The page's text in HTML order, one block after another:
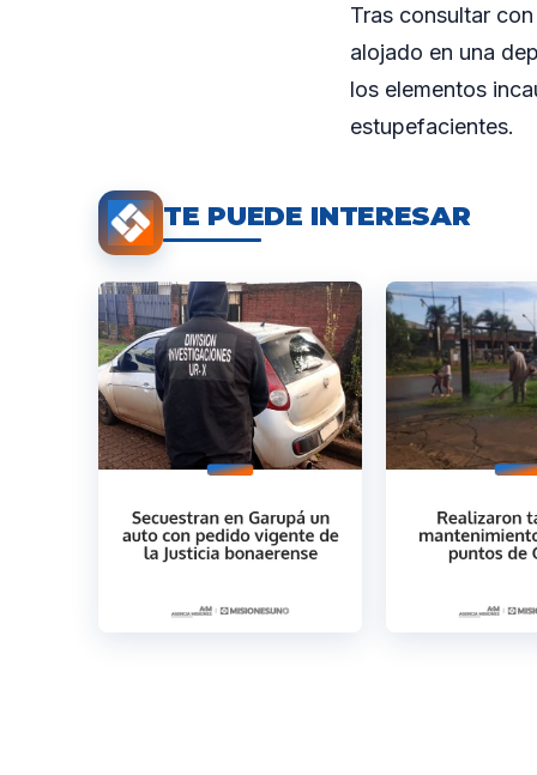
Tras consultar
alojado en una
los elementos
estupefacientes.
TE PUEDE INTERESAR